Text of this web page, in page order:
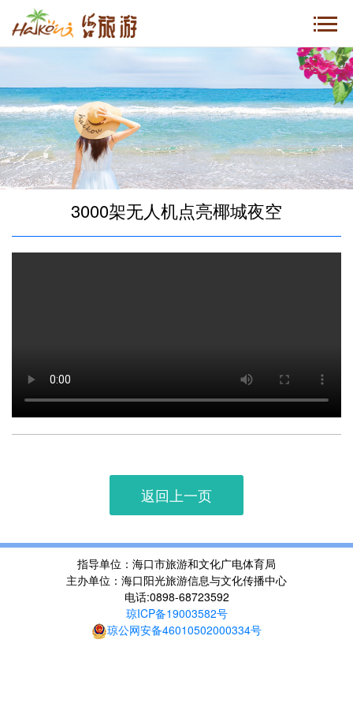
3000架无人机点亮椰城夜空
返回上一页
指导单位：海口市旅游和文化广电体育局
主办单位：海口阳光旅游信息与文化传播中心
电话:0898-68723592
琼ICP备19003582号
琼公网安备46010502000334号